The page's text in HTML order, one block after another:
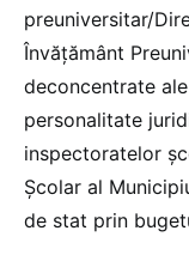
preuniversitar/
Învățământ
deconcentrate
personalitate
inspectoratelor
Școlar al
de stat prin